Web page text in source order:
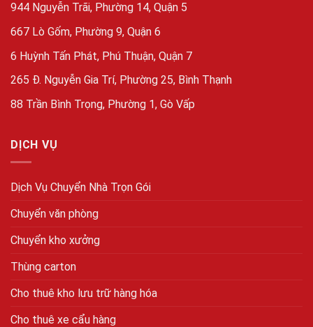
944 Nguyễn Trãi, Phường 14, Quận 5
667 Lò Gốm, Phường 9, Quận 6
6 Huỳnh Tấn Phát, Phú Thuận, Quận 7
265 Đ. Nguyễn Gia Trí, Phường 25, Bình Thạnh
88 Trần Bình Trọng, Phường 1, Gò Vấp
DỊCH VỤ
Dịch Vụ Chuyển Nhà Trọn Gói
Chuyển văn phòng
Chuyển kho xưởng
Thùng carton
Cho thuê kho lưu trữ hàng hóa
Cho thuê xe cẩu hàng